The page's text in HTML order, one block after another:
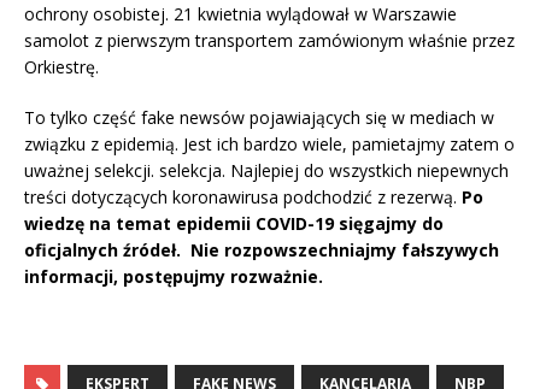
ochrony osobistej. 21 kwietnia wylądował w Warszawie
samolot z pierwszym transportem zamówionym właśnie przez
Orkiestrę.
To tylko część fake newsów pojawiających się w mediach w
związku z epidemią. Jest ich bardzo wiele, pamietajmy zatem o
uważnej selekcji. selekcja. Najlepiej do wszystkich niepewnych
treści dotyczących koronawirusa podchodzić z rezerwą. Po
wiedzę na temat epidemii COVID-19 sięgajmy do
oficjalnych źródeł. Nie rozpowszechniajmy fałszywych
informacji, postępujmy rozważnie.
EKSPERT FAKE NEWS KANCELARIA NBP